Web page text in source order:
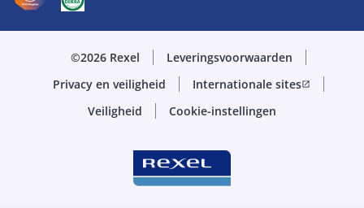
©2026 Rexel
Leveringsvoorwaarden
Privacy en veiligheid
Internationale sitesopen_in_new
Veiligheid Cookie-instellingen